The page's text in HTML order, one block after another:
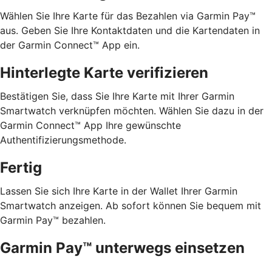
Wählen Sie Ihre Karte für das Bezahlen via Garmin Pay™
aus. Geben Sie Ihre Kontaktdaten und die Kartendaten in
der Garmin Connect™ App ein.
Hinterlegte Karte verifizieren
Bestätigen Sie, dass Sie Ihre Karte mit Ihrer Garmin
Smartwatch verknüpfen möchten. Wählen Sie dazu in der
Garmin Connect™ App Ihre gewünschte
Authentifizierungsmethode.
Fertig
Lassen Sie sich Ihre Karte in der Wallet Ihrer Garmin
Smartwatch anzeigen. Ab sofort können Sie bequem mit
Garmin Pay™ bezahlen.
Garmin Pay™ unterwegs einsetzen